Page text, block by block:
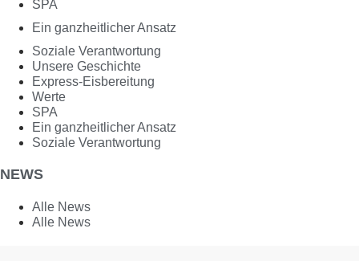
SPA
Ein ganzheitlicher Ansatz
Soziale Verantwortung
Unsere Geschichte
Express-Eisbereitung
Werte
SPA
Ein ganzheitlicher Ansatz
Soziale Verantwortung
NEWS
Alle News
Alle News